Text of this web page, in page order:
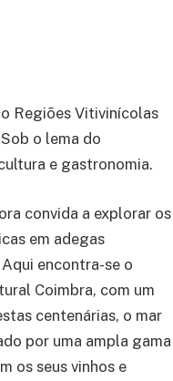
Regiões Vitivinícolas
o lema do
e gastronomia.
convida a explorar os
em adegas
encontra-se o
Coimbra, com um
centenárias, o mar
por uma ampla gama
os seus vinhos e